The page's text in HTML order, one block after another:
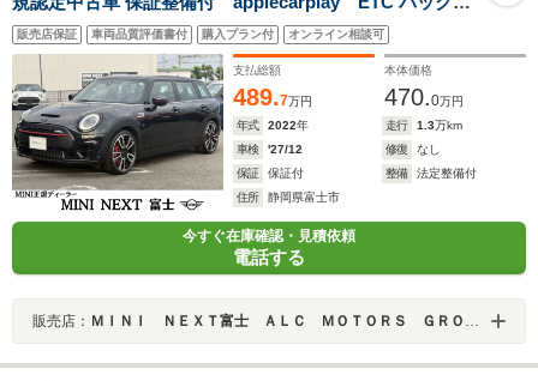
メラ 衝突軽減ブレーキ アイドリングストップ 障害物ソナ
ー アクティブクルコン LEDライト 純正ホイール
販売店保証 車両品質評価書付 購入プラン付 オンライン相談可
支払総額
489.7万円
本体価格
470.0万円
年式
2022年 走行 1.3万km
車検
'27/12 修復
なし
保証
保証付 整備
法定整備付
住所
静岡県富士市
今すぐ在庫確認・見積依頼
電話する
販売店： ＭＩＮＩ ＮＥＸＴ富士 ＡＬＣ ＭＯＴＯＲＳ ＧＲＯＵＰ